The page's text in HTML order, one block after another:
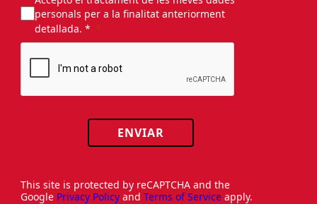
personals per a la finalitat anteriorment
detallada. *
ENVIAR
This site is protected by reCAPTCHA and the
Google Privacy Policy and Terms of Service apply.